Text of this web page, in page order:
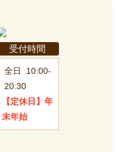
受付時間
全日
10:00-
20:30
【定休日】 年
末年始